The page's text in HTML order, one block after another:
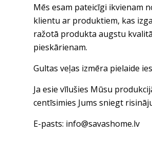
Mēs esam pateicīgi ikvienam
klientu ar produktiem, kas
ražotā produkta augstu
pieskārienam.
Gultas veļas izmēra pielaide
Ja esie vīlušies Mūsu
centīsimies Jums sniegt
E-pasts: info@savashome.lv